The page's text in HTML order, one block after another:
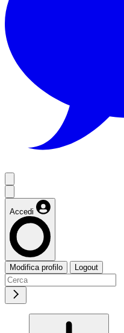
Accedi
Modifica profilo Logout